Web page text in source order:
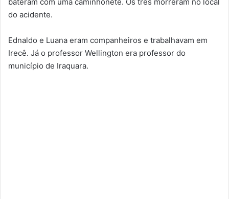
bateram com uma caminhonete. Os três morreram no local
do acidente.
Ednaldo e Luana eram companheiros e trabalhavam em
Irecê. Já o professor Wellington era professor do
município de Iraquara.